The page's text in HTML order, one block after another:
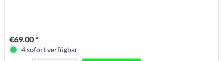
€69.00 *
4 sofort verfügbar